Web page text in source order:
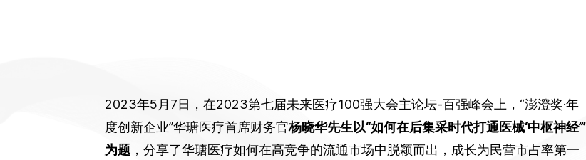
2023年5月7日，在2023第七届未来医疗100强大会主论坛-百强峰会上，“澎澄奖·年
度创新企业”华瑭医疗首席财务官杨晓华先生以“如何在后集采时代打通医械‘中枢神经’”
为题，分享了华瑭医疗如何在高竞争的流通市场中脱颖而出，成长为民营市占率第一